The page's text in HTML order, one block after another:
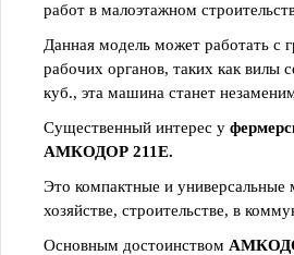
работ в малоэтажном
Данная модель может работать с
рабочих органов, таких как вилы
куб., эта машина станет
Существенный интерес у
АМКОДОР 211Е.
Это компактные и универсальные
хозяйстве, строительстве, в
Основным достоинством